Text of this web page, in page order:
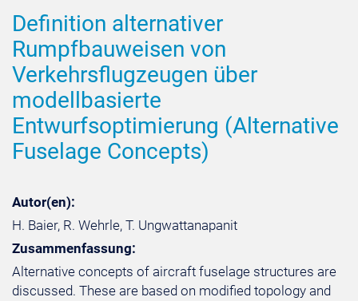
Definition alternativer
Rumpfbauweisen von
Verkehrsflugzeugen über
modellbasierte
Entwurfsoptimierung (Alternative
Fuselage Concepts)
Autor(en):
H. Baier, R. Wehrle, T. Ungwattanapanit
Zusammenfassung:
Alternative concepts of aircraft fuselage structures are
discussed. These are based on modified topology and